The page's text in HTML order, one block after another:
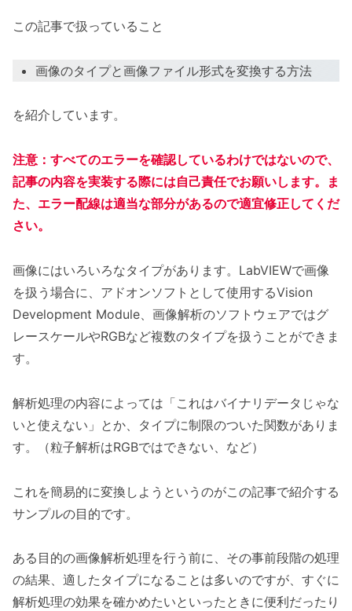
この記事で扱っていること
画像のタイプと画像ファイル形式を変換する方法
を紹介しています。
注意：すべてのエラーを確認しているわけではないので、
記事の内容を実装する際には自己責任でお願いします。ま
た、エラー配線は適当な部分があるので適宜修正してくだ
さい。
画像にはいろいろなタイプがあります。LabVIEWで画像
を扱う場合に、アドオンソフトとして使用するVision
Development Module、画像解析のソフトウェアではグ
レースケールやRGBなど複数のタイプを扱うことができま
す。
解析処理の内容によっては「これはバイナリデータじゃな
いと使えない」とか、タイプに制限のついた関数がありま
す。（粒子解析はRGBではできない、など）
これを簡易的に変換しようというのがこの記事で紹介する
サンプルの目的です。
ある目的の画像解析処理を行う前に、その事前段階の処理
の結果、適したタイプになることは多いのですが、すぐに
解析処理の効果を確かめたいといったときに便利だったり